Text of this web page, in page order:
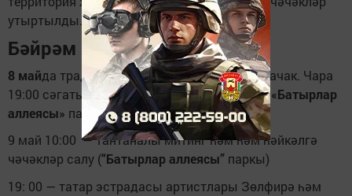
утыртылды.
Бәйрәм программасы
8 майда традицион мото - һәм велоузыш узачак. Чара
19:00 сәгатьтә башланачак. Катнашучылар«Батырлар
аллеясы» паркыннан китәчәк.
9 май 10:00 — тантаналы митинг һәм һәм һәйкәлгә
чәчәкләр салу (“Батырлар аллеясы” паркы)
19: 00 — татар эстрадасы артистлары Зөлфирә һәм